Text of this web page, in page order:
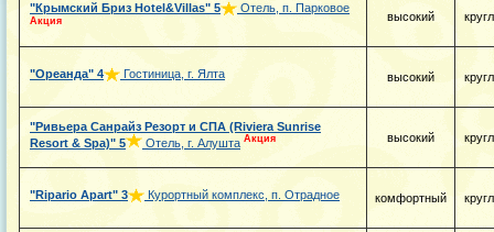
"Крымский Бриз Hotel&Villas" 5 Отель, п. Парковое
Акция высокий
"Ореанда" 4 Гостиница, г. Ялта высокий
"Ривьера Санрайз Резорт и СПА (Riviera Sunrise
Resort & Spa)" 5 Отель, г. Алушта Акция высокий
"Ripario Apart" 3 Курортный комплекс, п. Отрадное комфортный